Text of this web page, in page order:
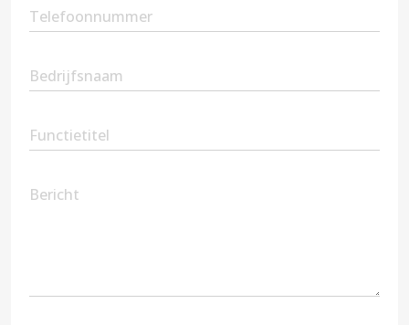
Phone(Vereist)
Company
Name
Position
Message